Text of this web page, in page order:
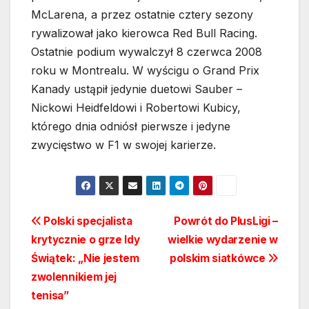
McLarena, a przez ostatnie cztery sezony
rywalizował jako kierowca Red Bull Racing.
Ostatnie podium wywalczył 8 czerwca 2008
roku w Montrealu. W wyścigu o Grand Prix
Kanady ustąpił jedynie duetowi Sauber –
Nickowi Heidfeldowi i Robertowi Kubicy,
którego dnia odniósł pierwsze i jedyne
zwycięstwo w F1 w swojej karierze.
Nawigacja
wpisu
Powrót do PlusLigi –
wielkie wydarzenie w
polskim siatkówce
Polski specjalista
krytycznie o grze Idy
Świątek: „Nie jestem
zwolennikiem jej
tenisa”